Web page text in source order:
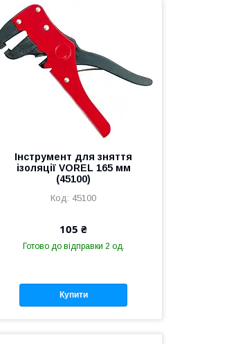
Інструмент для зняття
ізоляції VOREL 165 мм
(45100)
45100
105 ₴
Готово до відправки 2 од.
Купити